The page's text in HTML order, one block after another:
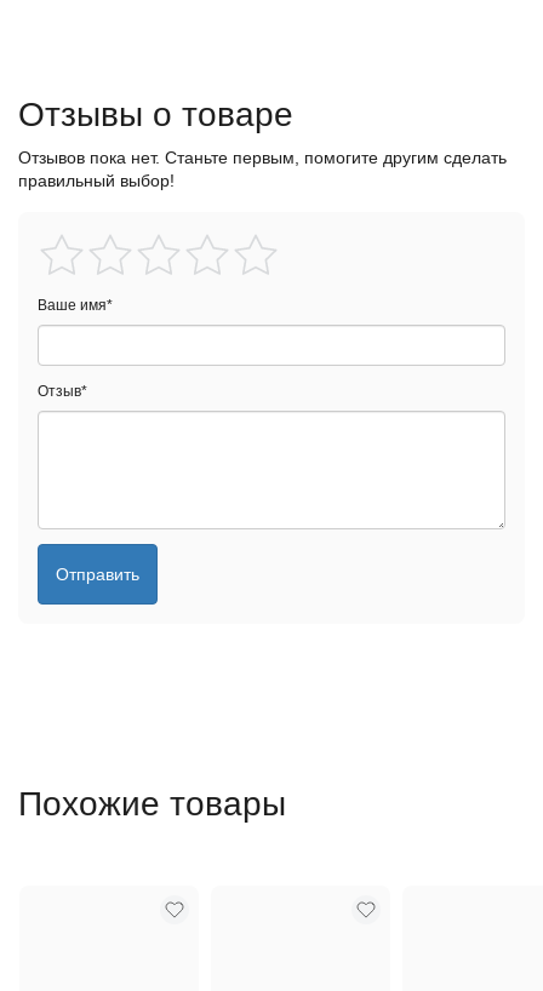
Отзывы о товаре
Отзывов пока нет. Станьте первым, помогите другим сделать
правильный выбор!
Ваше имя*
Отзыв*
Отправить
Похожие товары